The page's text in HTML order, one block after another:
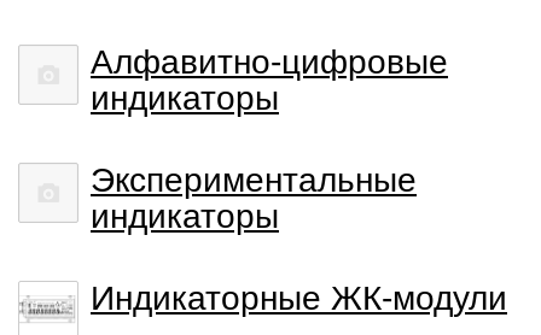
Алфавитно-цифровые
индикаторы
Экспериментальные
индикаторы
Индикаторные ЖК-модули